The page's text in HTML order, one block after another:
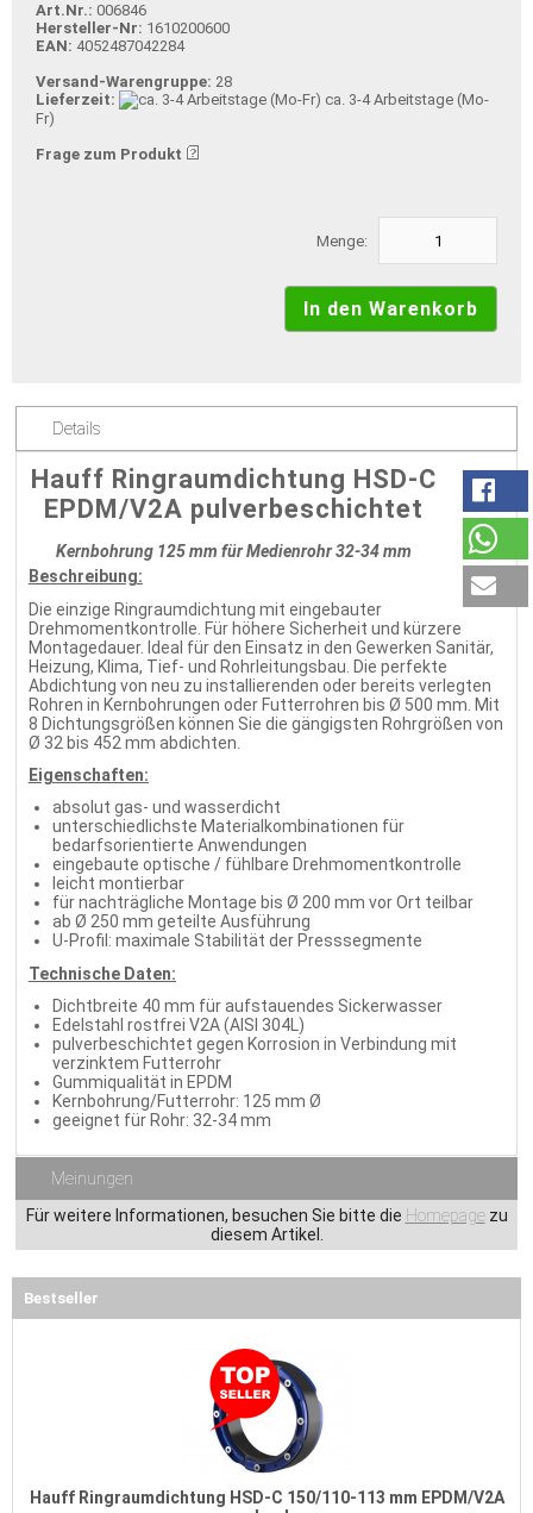
Art.Nr.: 006846
Hersteller-Nr: 1610200600
EAN: 4052487042284
Versand-Warengruppe: 28
Lieferzeit:
ca. 3-4 Arbeitstage (Mo-
Fr)
Frage zum Produkt
Menge:
Details
Hauff Ringraumdichtung HSD-C
EPDM/V2A pulverbeschichtet
Kernbohrung 125 mm für Medienrohr 32-34 mm
Beschreibung:
Die einzige Ringraumdichtung mit eingebauter
Drehmomentkontrolle. Für höhere Sicherheit und kürzere
Montagedauer. Ideal für den Einsatz in den Gewerken Sanitär,
Heizung, Klima, Tief- und Rohrleitungsbau. Die perfekte
Abdichtung von neu zu installierenden oder bereits verlegten
Rohren in Kernbohrungen oder Futterrohren bis Ø 500 mm. Mit
8 Dichtungsgrößen können Sie die gängigsten Rohrgrößen von
Ø 32 bis 452 mm abdichten.
Eigenschaften:
absolut gas- und wasserdicht
unterschiedlichste Materialkombinationen für
bedarfsorientierte Anwendungen
eingebaute optische / fühlbare Drehmomentkontrolle
leicht montierbar
für nachträgliche Montage bis Ø 200 mm vor Ort teilbar
ab Ø 250 mm geteilte Ausführung
U-Profil: maximale Stabilität der Presssegmente
Technische Daten:
Dichtbreite 40 mm für aufstauendes Sickerwasser
Edelstahl rostfrei V2A (AISI 304L)
pulverbeschichtet gegen Korrosion in Verbindung mit
verzinktem Futterrohr
Gummiqualität in EPDM
Kernbohrung/Futterrohr: 125 mm Ø
geeignet für Rohr: 32-34 mm
Meinungen
Für weitere Informationen, besuchen Sie bitte die Homepagezu
diesem Artikel.
Bestseller
Hauff Ringraumdichtung HSD-C 150/110-113 mm EPDM/V2A